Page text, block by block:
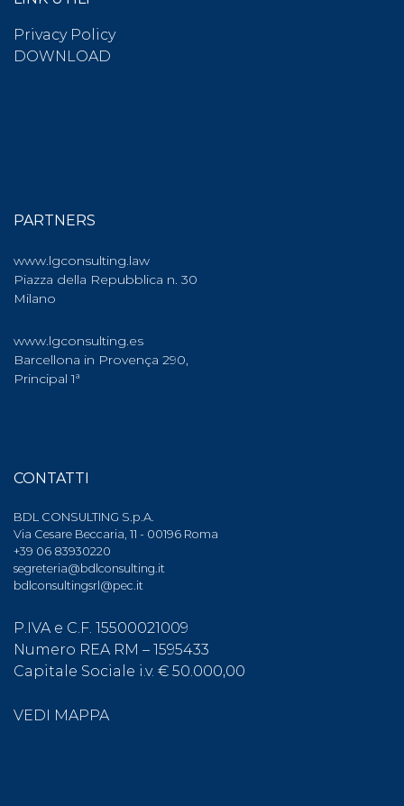
Privacy Policy
DOWNLOAD
PARTNERS
www.lgconsulting.law
Piazza della Repubblica n. 30
Milano
www.lgconsulting.es
Barcellona in Provença 290,
Principal 1ª
CONTATTI
BDL CONSULTING S.p.A.
Via Cesare Beccaria, 11 - 00196 Roma
+39 06 83930220
segreteria@bdlconsulting.it
bdlconsultingsrl@pec.it
P.IVA e C.F. 15500021009
Numero REA RM – 1595433
Capitale Sociale i.v. € 50.000,00
VEDI MAPPA